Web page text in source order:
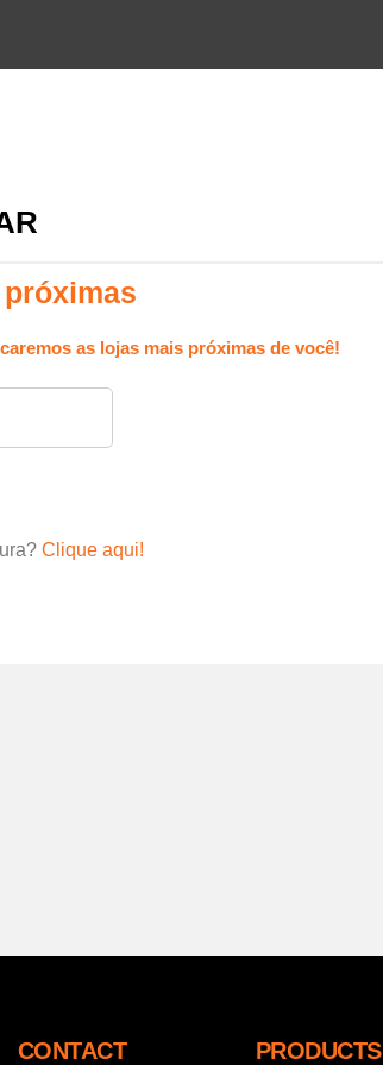
as lojas mais próximas de você!
Clique aqui!
CONTACT PRODUCTS